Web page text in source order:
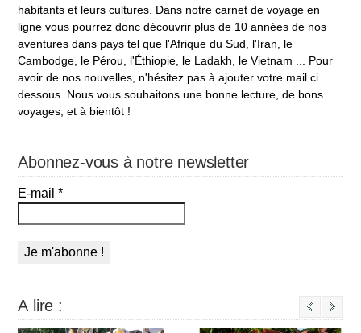
habitants et leurs cultures. Dans notre carnet de voyage en
ligne vous pourrez donc découvrir plus de 10 années de nos
aventures dans pays tel que l'Afrique du Sud, l'Iran, le
Cambodge, le Pérou, l'Éthiopie, le Ladakh, le Vietnam ... Pour
avoir de nos nouvelles, n'hésitez pas à ajouter votre mail ci
dessous. Nous vous souhaitons une bonne lecture, de bons
voyages, et à bientôt !
Abonnez-vous à notre newsletter
E-mail*
A lire :
Next